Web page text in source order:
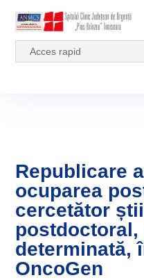
Acces rapid
Republicare
ocuparea
cercetător
postdoctoral,
determinată,
OncoGen